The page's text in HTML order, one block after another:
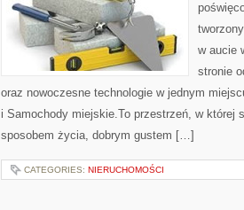
w aucie
stronie
oraz nowoczesne technologie w jednym
i Samochody miejskie.To przestrzeń, w której
sposobem życia, dobrym gustem […]
CATEGORIES: NIERUCHOMOŚCI